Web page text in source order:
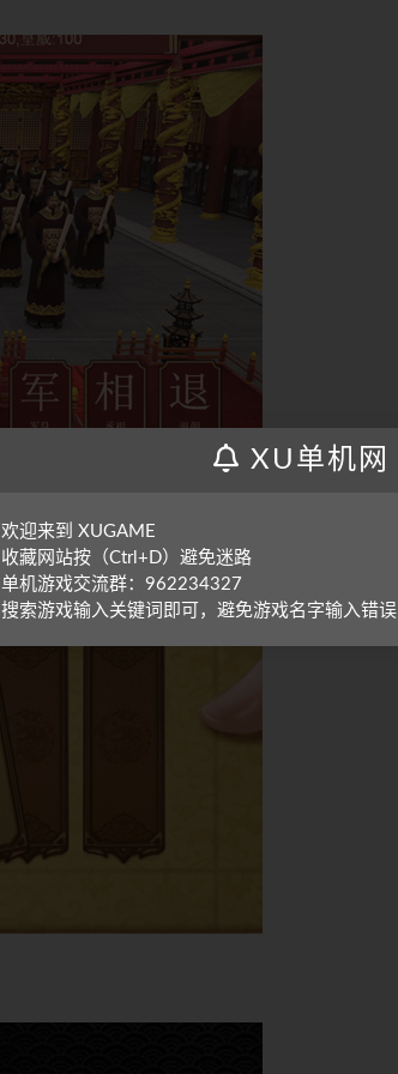
XU单机网
欢迎来到 XUGAME
收藏网站按（Ctrl+D）避免迷路
单机游戏交流群：962234327
搜索游戏输入关键词即可，避免游戏名字输入错误